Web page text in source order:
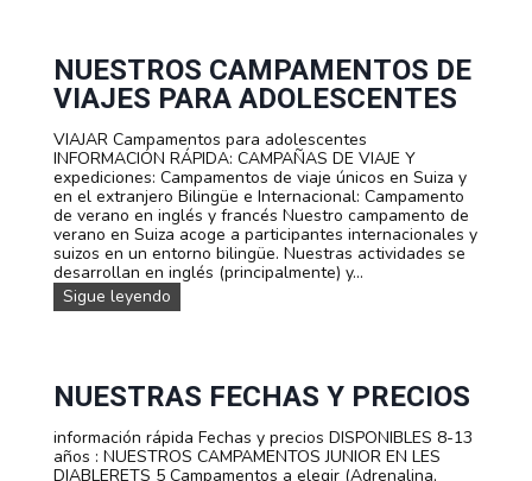
E
N
T
J
U
V
E
N
I
L
T
A
R
M
E
N
O
D
E
V
E
R
A
N
D
P
E
V
I
NUESTROS CAMPAMENTOS DE
VIAJES PARA ADOLESCENTES
VIAJAR Campamentos para adolescentes
INFORMACIÓN RÁPIDA: CAMPAÑAS DE VIAJE Y
expediciones: Campamentos de viaje únicos en Suiza y
en el extranjero Bilingüe e Internacional: Campamento
de verano en inglés y francés Nuestro campamento de
verano en Suiza acoge a participantes internacionales y
suizos en un entorno bilingüe. Nuestras actividades se
desarrollan en inglés (principalmente) y...
Sigue leyendo
u
r
o
s
c
a
NUESTRAS FECHAS Y PRECIOS
información rápida Fechas y precios DISPONIBLES 8-13
años : NUESTROS CAMPAMENTOS JUNIOR EN LES
DIABLERETS 5 Campamentos a elegir (Adrenalina,